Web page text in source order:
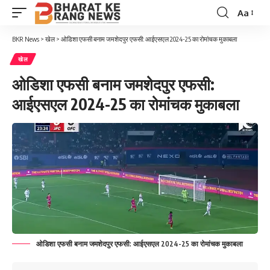
Font
Aa
BKR News > खेल> ओडिशा एफसी बनाम जमशेदपुर एफसी: आईएसएल 2024-25 का रोमांचक मुकाबला
खेल
ओडिशा एफसी बनाम जमशेदपुर एफसी:
आईएसएल 2024-25 का रोमांचक मुकाबला
ओडिशा एफसी बनाम जमशेदपुर एफसी: आईएसएल 2024-25 का रोमांचक मुकाबला